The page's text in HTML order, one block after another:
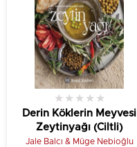
Derin Köklerin Meyvesi
Zeytinyağı (Ciltli)
★ ★ ★ ★ ★
Jale Balcı & Müge Nebioğlu